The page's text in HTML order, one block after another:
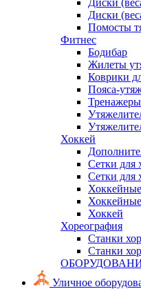
Диски
Диски
Помосты
Фитнес
Бодибар
Жилеты
Коврики
Пояса-
Тренажеры
Хоккей
Сетки для
Сетки для
Хоккей
Хореография
Станки
Станки
Уличное